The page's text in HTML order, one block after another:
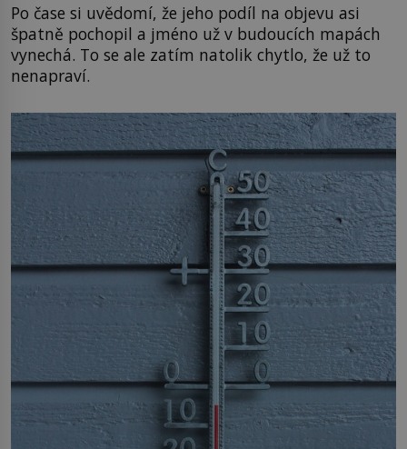
Po čase si uvědomí, že jeho podíl na objevu asi
špatně pochopil a jméno už v budoucích mapách
vynechá. To se ale zatím natolik chytlo, že už to
nenapraví.